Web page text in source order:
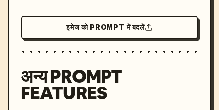
इमेज को PROMPT में बदलें
अन्य PROMPT
FEATURES